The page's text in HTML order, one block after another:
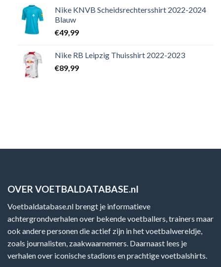
Nike KNVB Scheidsrechtersshirt 2022-2024
Blauw
€49,99
Nike RB Leipzig Thuisshirt 2022-2023
€89,99
OVER VOETBALDATABASE.nl
Voetbaldatabase.nl brengt je informatieve
achtergrondverhalen over bekende voetballers, trainers maar
ook andere personen die actief zijn in het voetbalwereldje,
zoals journalisten, zaakwaarnemers. Daarnaast lees je
verhalen over iconische stadions en prachtige voetbalshirts.